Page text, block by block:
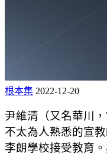
根本集 2022-12-20
尹維清（又名華川
不太為人熟悉的宣
李朗學校接受教育